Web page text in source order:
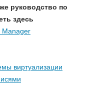
руководство по
здесь
Manager
виртуализации